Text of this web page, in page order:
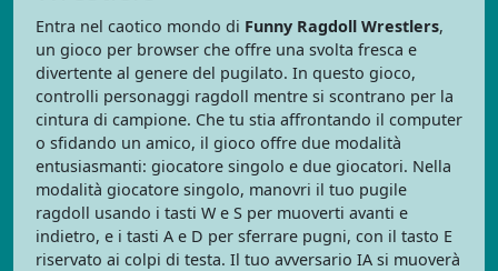
Entra nel caotico mondo di Funny Ragdoll Wrestlers,
un gioco per browser che offre una svolta fresca e
divertente al genere del pugilato. In questo gioco,
controlli personaggi ragdoll mentre si scontrano per la
cintura di campione. Che tu stia affrontando il computer
o sfidando un amico, il gioco offre due modalità
entusiasmanti: giocatore singolo e due giocatori. Nella
modalità giocatore singolo, manovri il tuo pugile
ragdoll usando i tasti W e S per muoverti avanti e
indietro, e i tasti A e D per sferrare pugni, con il tasto E
riservato ai colpi di testa. Il tuo avversario IA si muoverà